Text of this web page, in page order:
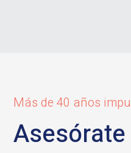
Más de 40 años